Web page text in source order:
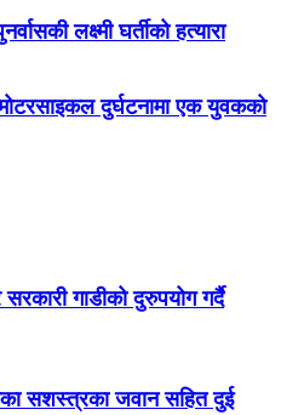
लक्ष्मी घर्तीको हत्यारा
दुर्घटनामा एक युवकको
गाडीको दुरुपयोग गर्दै
सशस्त्रका जवान सहित दुई